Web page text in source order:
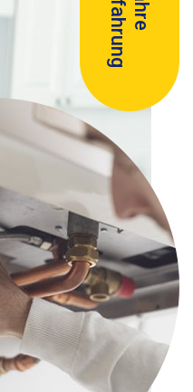
Erfahrung